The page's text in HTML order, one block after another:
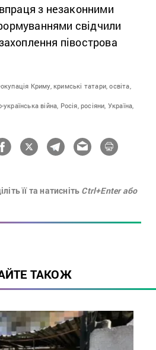
з незаконними
свідчили
півострова
Криму, кримські татари, освіта,
українська війна, Росія, росіяни, Україна,
її та натисніть Ctrl+Enter або
ТАКОЖ